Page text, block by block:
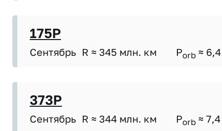
175P
Сентябрь R ≈ 345 млн. км Porb ≈ 6,4
373P
Сентябрь R ≈ 344 млн. км Porb ≈ 7,4